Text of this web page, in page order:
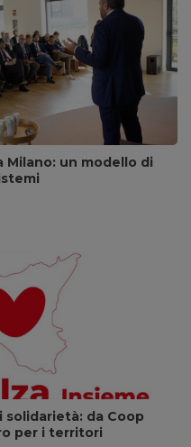
Milano: un modello di
solidarietà: da Coop
per i territori